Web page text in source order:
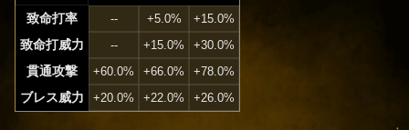
致命打率
-- +5.0% +15.0%
致命打威力 -- +15.0% +30.0%
貫通攻撃 +60.0% +66.0% +78.0%
ブレス威力 +20.0% +22.0% +26.0%